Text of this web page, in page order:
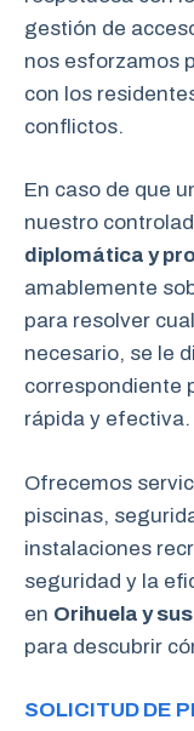
gestión de
nos esforzamos
con los
conflictos.
En caso de que
nuestro
diplomática y
amablemente
para resolver
necesario, se le
correspondiente
rápida y efectiva.
Ofrecemos
piscinas,
instalaciones
seguridad y la
en Orihuela y
para descubrir
SOLICITUD DE